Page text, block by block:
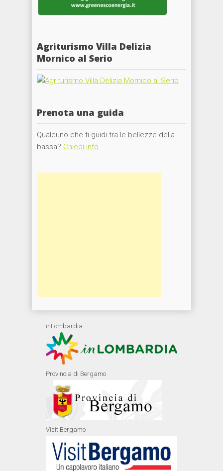
Agriturismo Villa Delizia
Mornico al Serio
Prenota una guida
Qualcuno che ti guidi tra le bellezze della
bassa? Chiedi info
inLombardia
Provincia di Bergamo
Visit Bergamo